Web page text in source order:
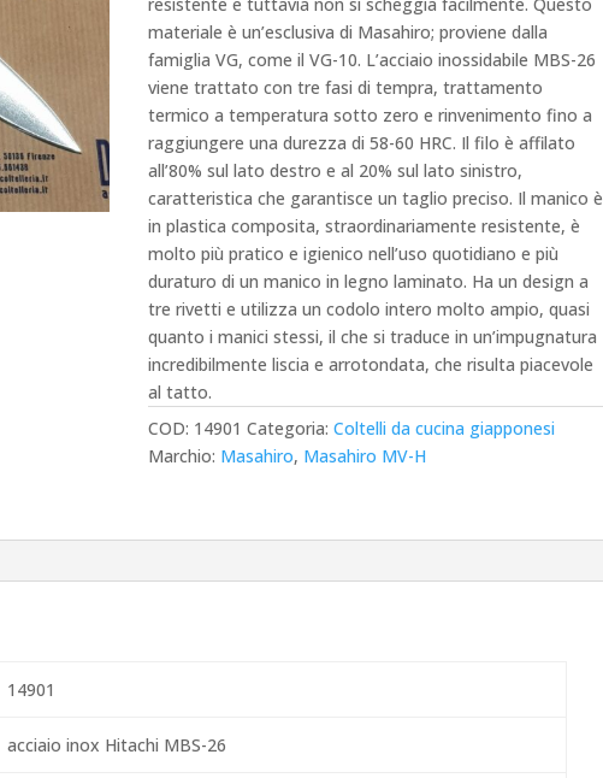
materiale è un’esclusiva di Masahiro; proviene dalla
famiglia VG, come il VG-10. L’acciaio inossidabile MBS-26
viene trattato con tre fasi di tempra, trattamento
termico a temperatura sotto zero e rinvenimento fino a
raggiungere una durezza di 58-60 HRC. Il filo è affilato
all’80% sul lato destro e al 20% sul lato sinistro,
caratteristica che garantisce un taglio preciso. Il manico è
in plastica composita, straordinariamente resistente, è
molto più pratico e igienico nell’uso quotidiano e più
duraturo di un manico in legno laminato. Ha un design a
tre rivetti e utilizza un codolo intero molto ampio, quasi
quanto i manici stessi, il che si traduce in un’impugnatura
incredibilmente liscia e arrotondata, che risulta piacevole
al tatto.
COD: 14901 Categoria:Coltelli da cucina giapponesi
Marchio: Masahiro, Masahiro MV-H
14901
acciaio inox Hitachi MBS-26